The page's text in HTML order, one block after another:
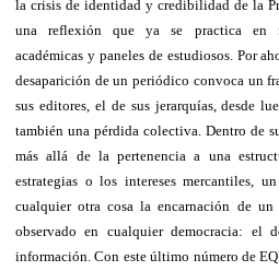
la crisis de identidad y credibilidad de la
una reflexión que ya se practica en
académicas y paneles de estudiosos. Por
desaparición de un periódico convoca un
sus editores, el de sus jerarquías, desde
también una pérdida colectiva. Dentro de
más allá de la pertenencia a una
estrategias o los intereses mercantiles,
cualquier otra cosa la encarnación de
observado en cualquier democracia: el
información. Con este último número de